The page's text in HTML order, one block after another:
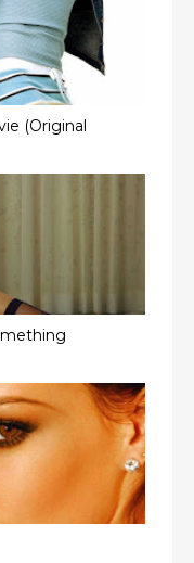
(Original